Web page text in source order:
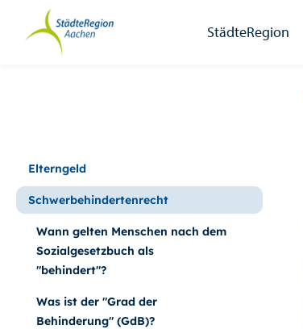
Seiteninhalt.
Hauptnavigation.
StädteRegion
StädteRegion
Elterngeld
Schwerbehindertenrecht
Wann gelten Menschen nach dem
Sozialgesetzbuch als
"behindert"?
Was ist der "Grad der
Behinderung" (GdB)?